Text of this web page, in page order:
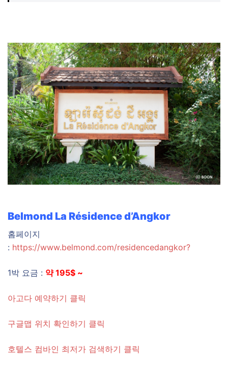
Belmond La Résidence d’Angkor
홈페이지
: https://www.belmond.com/residencedangkor?
1박 요금 : 약 195$ ~
아고다 예약하기 클릭
구글맵 위치 확인하기 클릭
호텔스 컴바인 최저가 검색하기 클릭